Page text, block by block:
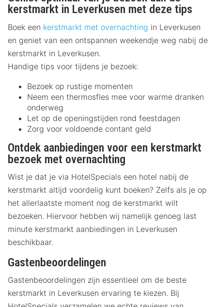
kerstmarkt in Leverkusen met deze tips
Boek een kerstmarkt met overnachting in Leverkusen
en geniet van een ontspannen weekendje weg nabij de
kerstmarkt in Leverkusen.
Handige tips voor tijdens je bezoek:
Bezoek op rustige momenten
Neem een thermosfles mee voor warme dranken
onderweg
Let op de openingstijden rond feestdagen
Zorg voor voldoende contant geld
Ontdek aanbiedingen voor een kerstmarkt
bezoek met overnachting
Wist je dat je via HotelSpecials een hotel nabij de
kerstmarkt altijd voordelig kunt boeken? Zelfs als je op
het allerlaatste moment nog de kerstmarkt wilt
bezoeken. Hiervoor hebben wij namelijk genoeg last
minute kerstmarkt aanbiedingen in Leverkusen
beschikbaar.
Gastenbeoordelingen
Gastenbeoordelingen zijn essentieel om de beste
kerstmarkt in Leverkusen ervaring te kiezen. Bij